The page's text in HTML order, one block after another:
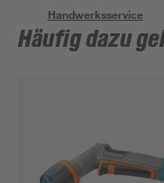
Handwerksservice
Häufig dazu